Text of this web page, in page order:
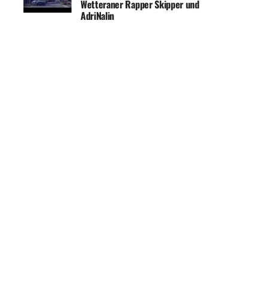
Wetteraner Rapper Skipper und
AdriNalin